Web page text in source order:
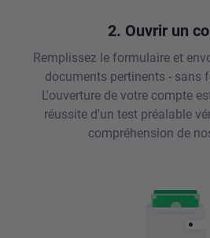
2. Ouvrir un
Remplissez le formulaire et
documents pertinents - sans
L'ouverture de votre compte
réussite d'un test préalable
compréhension de